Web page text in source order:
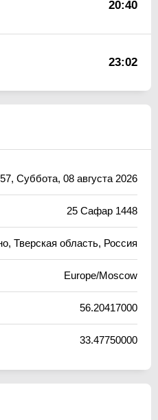
20:40
23:02
, Суббота, 08 августа 2026
25 Сафар 1448
Тверская область, Россия
Europe/Moscow
56.20417000
33.47750000